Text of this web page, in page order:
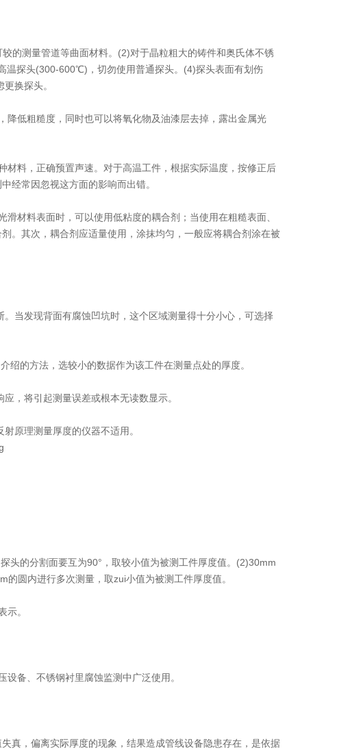
测量管道等曲面材料。(2)对于晶粒粗大的铸件和奥氏体不锈
温探头(300-600℃)，切勿使用普通探头。(4)探头表面有划伤
换探头。
低粗糙度，同时也可以将氧化物及油漆层去掉，露出金属光
料，正确预置声速。对于高温工件，根据实际温度，按修正后
经常因忽视这方面的影响而出错。
料表面时，可以使用低粘度的耦合剂；当使用在粗糙表面、
。其次，耦合剂应适量使用，涂抹均匀，一般应将耦合剂涂在被
发现背面有腐蚀凹坑时，这个区域测量得十分小心，可选择
的方法，选较小的数据作为该工件在测量点处的厚度。
，将引起测量误差或根本无读数显示。
原理测量厚度的仪器不适用。
的分割面要互为90°，取较小值为被测工件厚度值。(2)30mm
圆内进行多次测量，取zui小值为被测工件厚度值。
。
备、不锈钢衬里腐蚀监测中广泛使用。
，偏离实际厚度的现象，结果造成管线设备隐患存在，是依据